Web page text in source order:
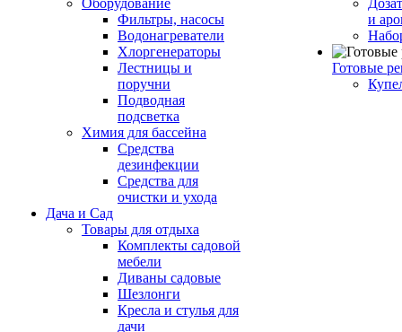
Оборудование
Фильтры, насосы
Водонагреватели
Хлоргенераторы
Лестницы и
поручни
Подводная
подсветка
Химия для бассейна
Средства
дезинфекции
Средства для
очистки и ухода
Дача и Сад
Товары для отдыха
Комплекты садовой
мебели
Диваны садовые
Шезлонги
Кресла и стулья для
дачи
и
Готовые